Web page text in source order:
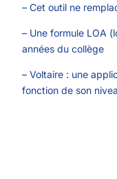
– Cet outil ne
– Une formule LOA
années du collège
– Voltaire : une
fonction de son